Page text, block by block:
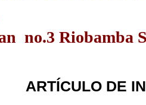
no.3 Riobamba
ARTÍCULO DE